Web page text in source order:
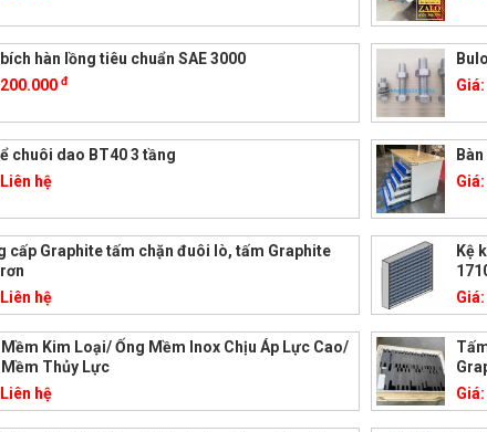
hàn lồng tiêu chuẩn SAE 3000
200.000 đ
Giá:
chuôi dao BT40 3 tầng
Liên hệ
Giá:
cấp Graphite tấm chặn đuôi lò, tấm Graphite
Liên hệ
Kệ
Giá:
Kim Loại/ Ống Mềm Inox Chịu Áp Lực Cao/
Thủy Lực
Liên hệ
Giá: